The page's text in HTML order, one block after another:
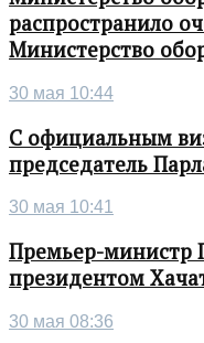
распространило
Министерство
30 мая 10:44
С официальным
председатель
30 мая 10:41
Премьер-министр
президентом
30 мая 08:36